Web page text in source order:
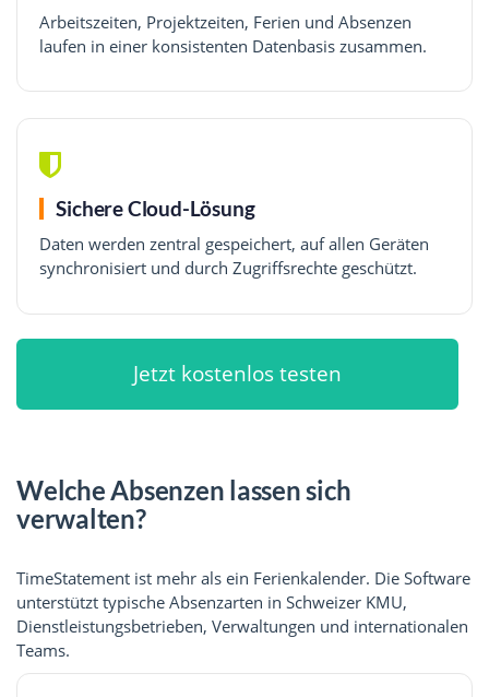
Arbeitszeiten, Projektzeiten, Ferien und Absenzen
laufen in einer konsistenten Datenbasis zusammen.
Sichere Cloud-Lösung
Daten werden zentral gespeichert, auf allen Geräten
synchronisiert und durch Zugriffsrechte geschützt.
Jetzt kostenlos testen
Welche Absenzen lassen sich
verwalten?
TimeStatement ist mehr als ein Ferienkalender. Die Software
unterstützt typische Absenzarten in Schweizer KMU,
Dienstleistungsbetrieben, Verwaltungen und internationalen
Teams.